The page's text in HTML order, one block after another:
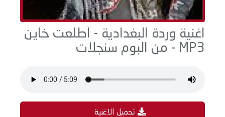
اغنية وردة البغدادية - اطلعت خاين
MP3 - من البوم سنجلات
تحميل الاغنية